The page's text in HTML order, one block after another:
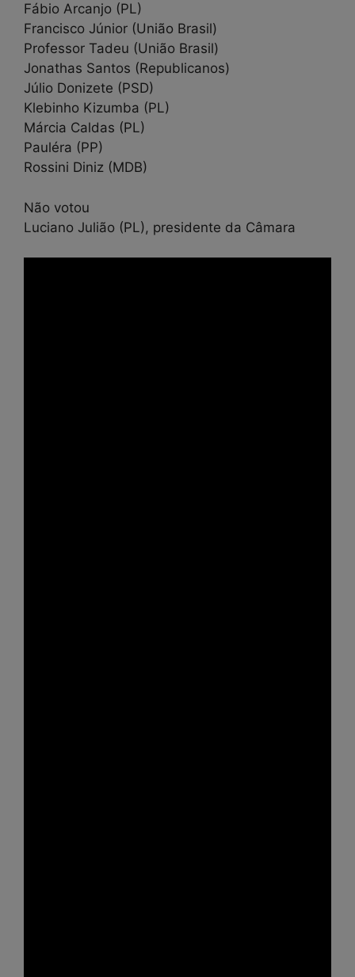
Fábio Arcanjo (PL)
Francisco Júnior (União Brasil)
Professor Tadeu (União Brasil)
Jonathas Santos (Republicanos)
Júlio Donizete (PSD)
Klebinho Kizumba (PL)
Márcia Caldas (PL)
Pauléra (PP)
Rossini Diniz (MDB)
Não votou
Luciano Julião (PL), presidente da Câmara